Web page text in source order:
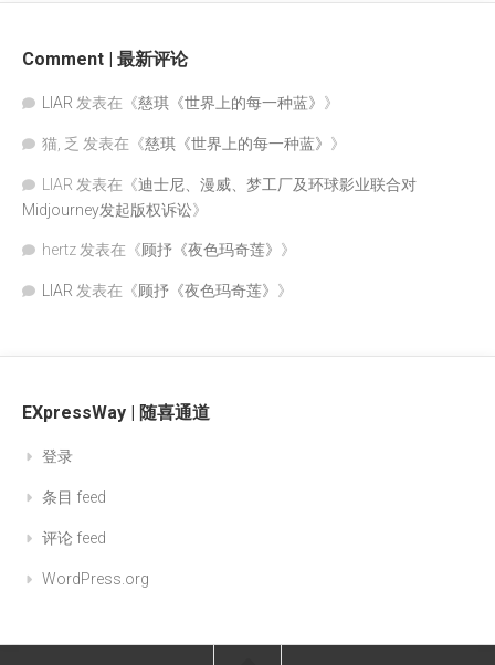
Comment | 最新评论
LIAR 发表在《慈琪《世界上的每一种蓝》 》
猫, 乏 发表在《慈琪《世界上的每一种蓝》 》
LIAR 发表在《迪士尼、漫威、梦工厂及环球影业联合对
Midjourney发起版权诉讼》
hertz发表在《顾抒《夜色玛奇莲》 》
LIAR 发表在《顾抒《夜色玛奇莲》 》
EXpressWay | 随喜通道
登录
条目 feed
评论 feed
WordPress.org